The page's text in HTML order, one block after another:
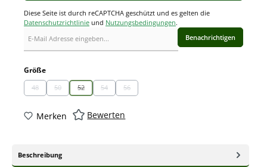
Diese Seite ist durch reCAPTCHA geschützt und es gelten die
Datenschutzrichtlinie und Nutzungsbedingungen.
Benachrichtigen
Größeauswählen
48
(Diese Option ist zurzeit nicht verfügbar.)
50
(Diese Option ist zurzeit nicht verfügbar.)
52
(Diese Option ist zurzeit nicht verfügbar.)
54
(Diese Option ist zurzeit nicht verfügbar.)
56
(Diese Option ist zurzeit nicht verfügbar.)
Merken Bewerten
Beschreibung